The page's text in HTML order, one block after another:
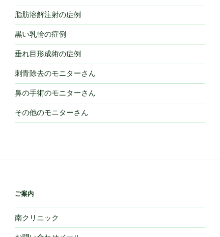
脂肪溶解注射の症例
黒い乳輪の症例
垂れ目形成術の症例
刺青除去のモニターさん
鼻の手術のモニターさん
その他のモニターさん
ご案内
南クリニック